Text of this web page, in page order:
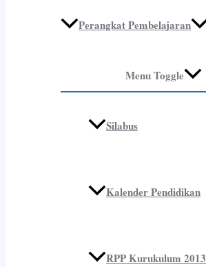
Perangkat Pembelajaran
Menu Toggle
Silabus
Kalender Pendidikan
RPP Kurukulum 2013